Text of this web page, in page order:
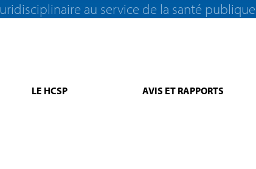
au service de la santé publique
LE HCSP AVIS ET RAPPORTS